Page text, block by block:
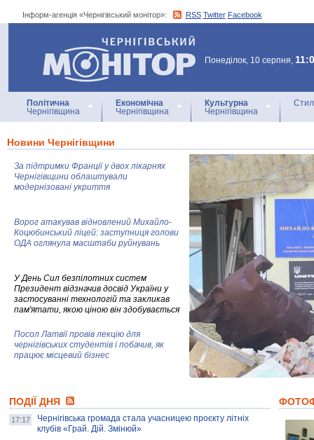
Інформ-агенція «Чернігівський монітор»: RSS Twitter Facebook
Інформ-агенція
«Чернігівський монітор»
Понеділок, 10 серпня,
Політична
Чернігівщина
Економічна
Чернігівщина
Культурна
Чернігівщина
Новини Чернігівщини
За підтримки Франції у двох лікарнях
Чернігівщини облаштували
модернізовані укриття
Ворог атакував відновлений Михайло-
Коцюбинський ліцей: заступниця голови
ОДА оглянула масштаби руйнувань
У День Сил безпілотних систем
Президент відзначив досвід України у
застосуванні технологій та закликав
пам'ятати, якою ціною він здобувається
Посол Латвії провів лекцію для
чернігівських студентів і побачив, як
працює місцевий бізнес
колекцію про війну, емоції та тварин
ПОДІЇ ДНЯ
17:17
Чернігівська громада стала учасницею проєкту літніх
клубів «Грай. Дій. Змінюй»